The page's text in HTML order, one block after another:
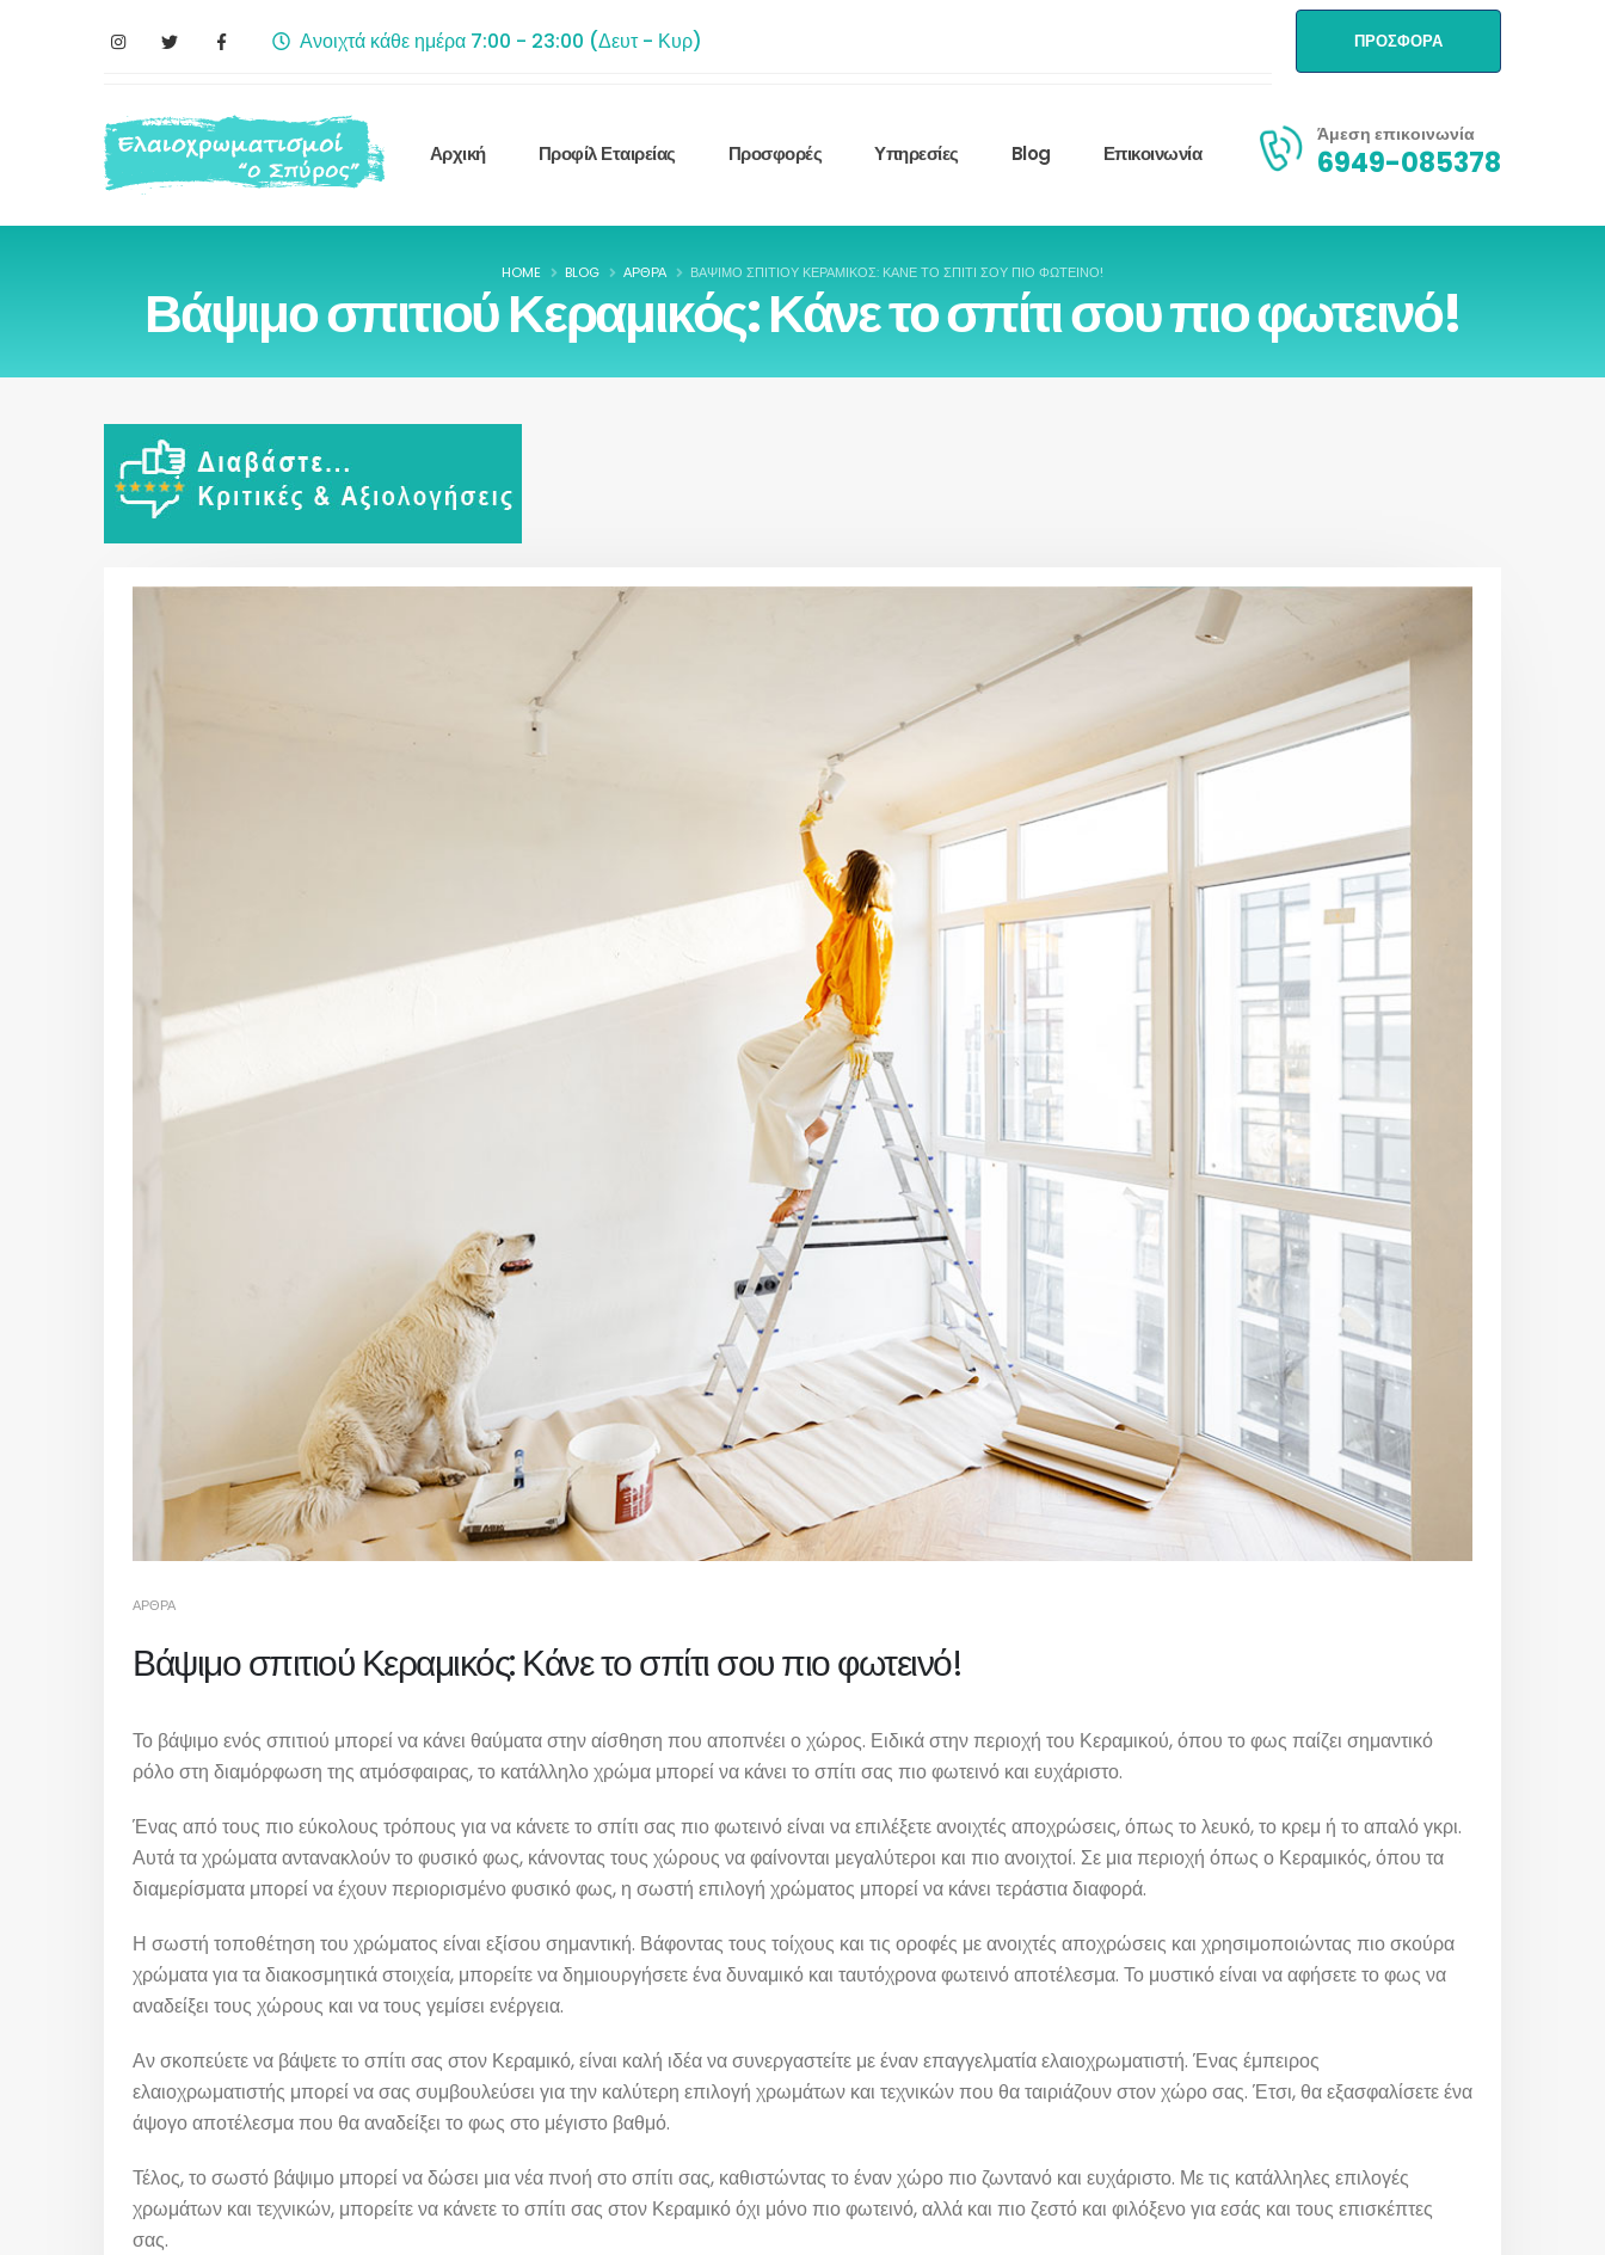
Ανοιχτά κάθε ημέρα 7:00 - 23:00 (Δευτ - Κυρ) ΠΡΟΣΦΟΡΑ
Αρχική Προφίλ Εταιρείας Προσφορές Υπηρεσίες Blog Επικοινωνία
Άμεση επικοινωνία
6949-085378
HOME BLOG ΆΡΘΡΑ ΒΆΨΙΜΟ ΣΠΙΤΙΟΎ ΚΕΡΑΜΙΚΌΣ: ΚΆΝΕ ΤΟ ΣΠΊΤΙ ΣΟΥ ΠΙΟ ΦΩΤΕΙΝΌ!
Βάψιμο σπιτιού Κεραμικός: Κάνε το σπίτι σου πιο φωτεινό!
ΆΡΘΡΑ
Βάψιμο σπιτιού Κεραμικός: Κάνε το σπίτι σου πιο φωτεινό!
Το βάψιμο ενός σπιτιού μπορεί να κάνει θαύματα στην αίσθηση που αποπνέει ο χώρος. Ειδικά στην περιοχή του Κεραμικού, όπου το φως παίζει σημαντικό
ρόλο στη διαμόρφωση της ατμόσφαιρας, το κατάλληλο χρώμα μπορεί να κάνει το σπίτι σας πιο φωτεινό και ευχάριστο.
Ένας από τους πιο εύκολους τρόπους για να κάνετε το σπίτι σας πιο φωτεινό είναι να επιλέξετε ανοιχτές αποχρώσεις, όπως το λευκό, το κρεμ ή το απαλό γκρι.
Αυτά τα χρώματα αντανακλούν το φυσικό φως, κάνοντας τους χώρους να φαίνονται μεγαλύτεροι και πιο ανοιχτοί. Σε μια περιοχή όπως ο Κεραμικός, όπου τα
διαμερίσματα μπορεί να έχουν περιορισμένο φυσικό φως, η σωστή επιλογή χρώματος μπορεί να κάνει τεράστια διαφορά.
Η σωστή τοποθέτηση του χρώματος είναι εξίσου σημαντική. Βάφοντας τους τοίχους και τις οροφές με ανοιχτές αποχρώσεις και χρησιμοποιώντας πιο σκούρα
χρώματα για τα διακοσμητικά στοιχεία, μπορείτε να δημιουργήσετε ένα δυναμικό και ταυτόχρονα φωτεινό αποτέλεσμα. Το μυστικό είναι να αφήσετε το φως να
αναδείξει τους χώρους και να τους γεμίσει ενέργεια.
Αν σκοπεύετε να βάψετε το σπίτι σας στον Κεραμικό, είναι καλή ιδέα να συνεργαστείτε με έναν επαγγελματία ελαιοχρωματιστή. Ένας έμπειρος
ελαιοχρωματιστής μπορεί να σας συμβουλεύσει για την καλύτερη επιλογή χρωμάτων και τεχνικών που θα ταιριάζουν στον χώρο σας. Έτσι, θα εξασφαλίσετε ένα
άψογο αποτέλεσμα που θα αναδείξει το φως στο μέγιστο βαθμό.
Τέλος, το σωστό βάψιμο μπορεί να δώσει μια νέα πνοή στο σπίτι σας, καθιστώντας το έναν χώρο πιο ζωντανό και ευχάριστο. Με τις κατάλληλες επιλογές
χρωμάτων και τεχνικών, μπορείτε να κάνετε το σπίτι σας στον Κεραμικό όχι μόνο πιο φωτεινό, αλλά και πιο ζεστό και φιλόξενο για εσάς και τους επισκέπτες
σας.